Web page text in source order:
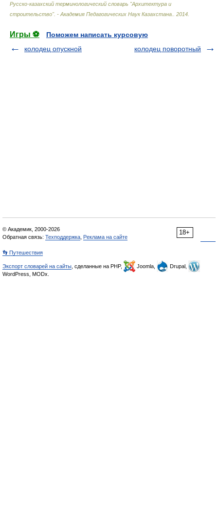
Русско-казахский терминологический словарь "Архитектура и
строительство". - Академия Педагогических Наук Казахстана.
2014
Игры ⚽
Поможем написать курсовую
колодец опускной
колодец поворотный
18+
© Академик, 2000-2026
Обратная связь: Техподдержка Реклама на сайте
👣 Путешествия
Экспорт словарей на сайты , сделанные на PHP, Joomla,
Drupal,
WordPress, MODx.